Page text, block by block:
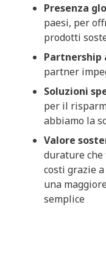
Presenza
paesi, per
prodotti
Partnership
partner
Soluzioni
per il
abbiamo la
Valore
durature
costi grazie
una
semplice